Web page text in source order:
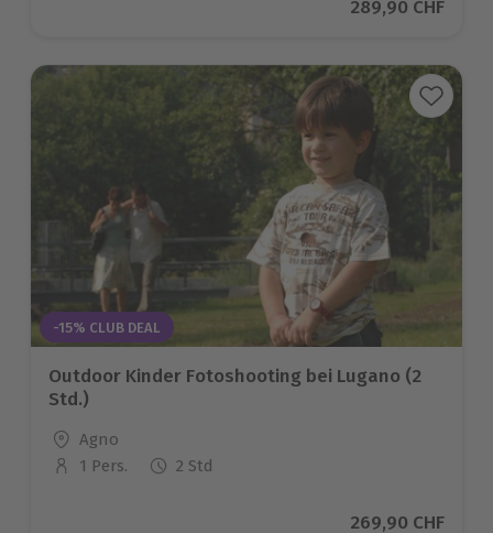
Aktueller Preis
289,90 CHF
-15% CLUB DEAL
Outdoor Kinder Fotoshooting bei Lugano (2
Std.)
Standort
Agno
Anzahl der Teilnehmer
1 Pers. 2 Std
Aktueller Preis
269,90 CHF